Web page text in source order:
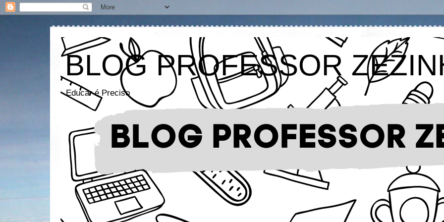
BLOG PROFESSOR
Educar é Preciso